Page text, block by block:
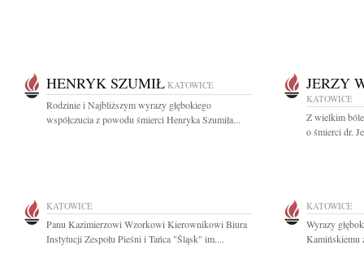
HENRYK SZUMIŁ KATOWICE
Rodzinie i Najbliższym wyrazy głębokiego
współczucia z powodu śmierci Henryka Szumiła...
JERZY
KATOWICE
Z wielkim
o śmierci dr.
KATOWICE
Panu Kazimierzowi Wzorkowi Kierownikowi Biura
Instytucji Zespołu Pieśni i Tańca "Śląsk" im....
KATOWICE
Wyrazy
Kamińskiemu